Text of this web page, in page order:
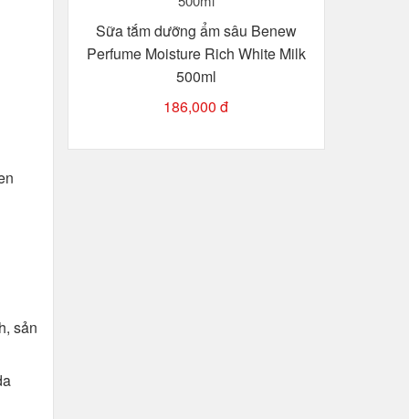
sản
Sữa tắm dưỡng ẩm sâu Benew
Perfume Moisture Rich White Milk
500ml
186,000 đ